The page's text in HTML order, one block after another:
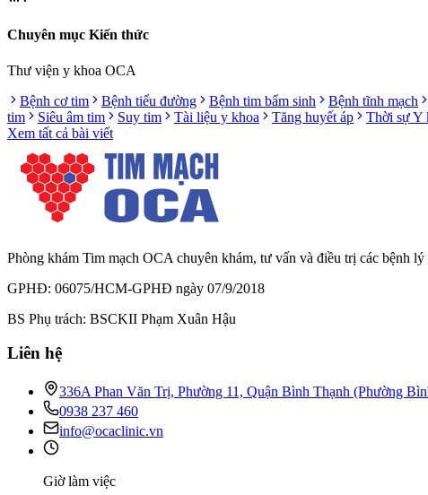
Chuyên mục Kiến thức
Thư viện y khoa OCA
Bệnh cơ tim
Bệnh tiểu đường Bệnh tim bẩm sinh Bệnh tĩnh mạch
tim
Siêu âm tim Suy tim Tài liệu y khoa Tăng huyết áp Thời sự Y
Xem tất cả bài viết
Phòng khám Tim mạch OCA chuyên khám, tư vấn và điều trị các bệnh
GPHĐ: 06075/HCM-GPHĐ ngày 07/9/2018
BS Phụ trách: BSCKII Phạm Xuân Hậu
Liên hệ
336A Phan Văn Trị, Phường 11, Quận Bình Thạnh (Phường
0938 237 460
info@ocaclinic.vn
Giờ làm việc